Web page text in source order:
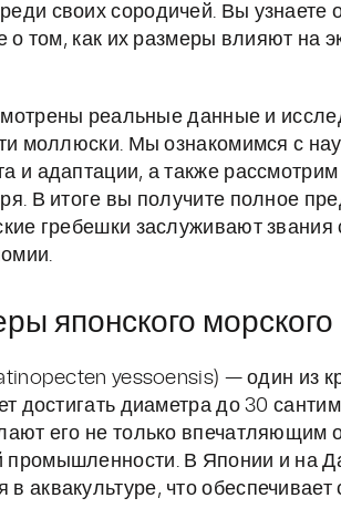
своих сородичей. Вы узнаете
о том, как их размеры влияют на
реальные данные и
моллюски. Мы ознакомимся с
и адаптации, а также
В итоге вы получите полное
гребешки заслуживают
японского
yessoensis) — один из
достигать диаметра до 30
его не только впечатляющим
В Японии и на
аквакультуре, что